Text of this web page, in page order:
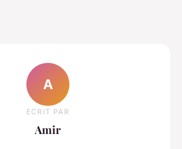
A
ECRIT PAR
Amir